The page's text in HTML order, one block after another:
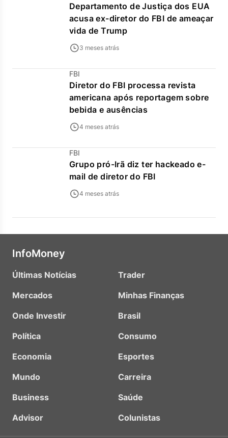
Departamento de Justiça dos EUA
acusa ex-diretor do FBI de ameaçar
vida de Trump
3 meses atrás
FBI
Diretor do FBI processa revista
americana após reportagem sobre
bebida e ausências
4 meses atrás
FBI
Grupo pró-Irã diz ter hackeado e-
mail de diretor do FBI
4 meses atrás
InfoMoney
Últimas Notícias
Mercados
Onde Investir
Política
Economia
Mundo
Business
Advisor
Trader
Minhas Finanças
Brasil
Consumo
Esportes
Carreira
Saúde
Colunistas